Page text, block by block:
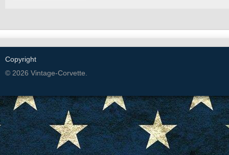
Copyright
© 2026 Vintage-Corvette.